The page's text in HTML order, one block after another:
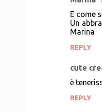
E come
Un
Marina
REPLY
cute
è
REPLY